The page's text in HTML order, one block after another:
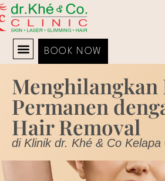
BOOK NOW
Menghilangkan
Permanen
Hair Removal
di Klinik dr. Khé & Co Kelapa